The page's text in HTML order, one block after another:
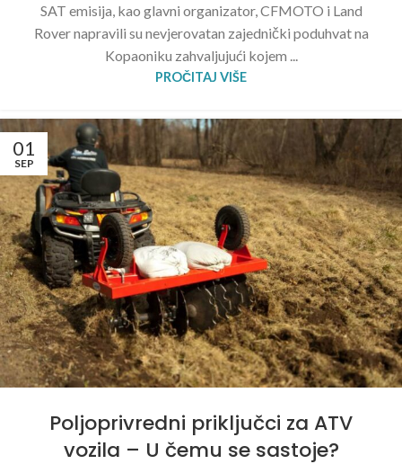
SAT emisija, kao glavni organizator, CFMOTO i Land
Rover napravili su nevjerovatan zajednički poduhvat na
Kopaoniku zahvaljujući kojem ...
PROČITAJ VIŠE
01
SEP
Poljoprivredni priključci za ATV
vozila – U čemu se sastoje?